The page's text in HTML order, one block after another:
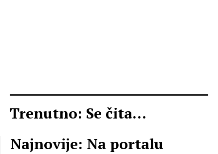
Trenutno: Se čita...
Najnovije: Na portalu